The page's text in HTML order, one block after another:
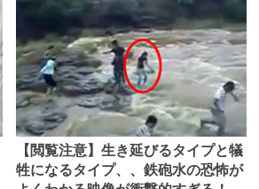
【閲覧注意】生き延びるタイプと犠
牲になるタイプ、、鉄砲水の恐怖が